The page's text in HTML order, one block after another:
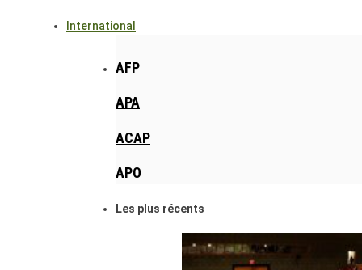
International
AFP
APA
ACAP
APO
Les plus récents